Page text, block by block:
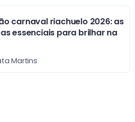
carnaval riachuelo 2026: as
essenciais para brilhar na
Martins